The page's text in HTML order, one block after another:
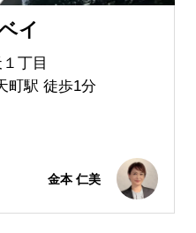
イ
丁目
町駅 徒歩1分
金本 仁美